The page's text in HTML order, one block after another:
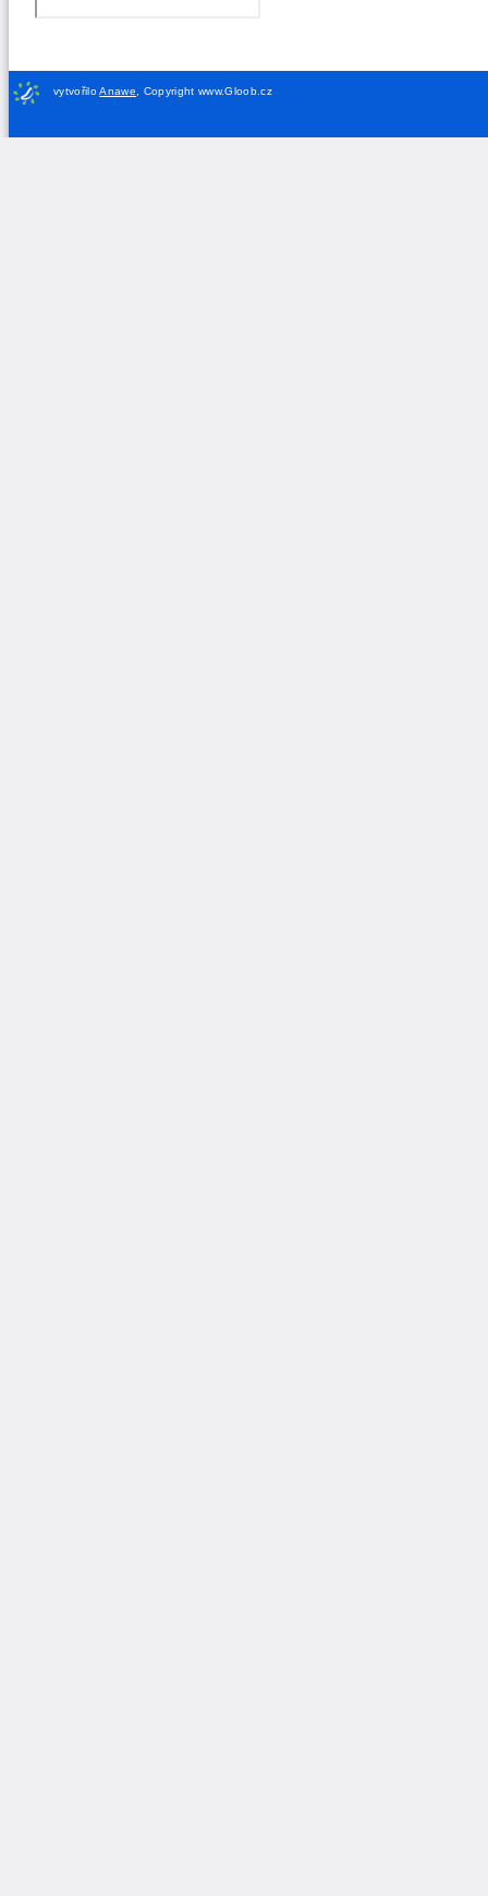
vytvořiloAnawe Copyright www.Gloob.cz